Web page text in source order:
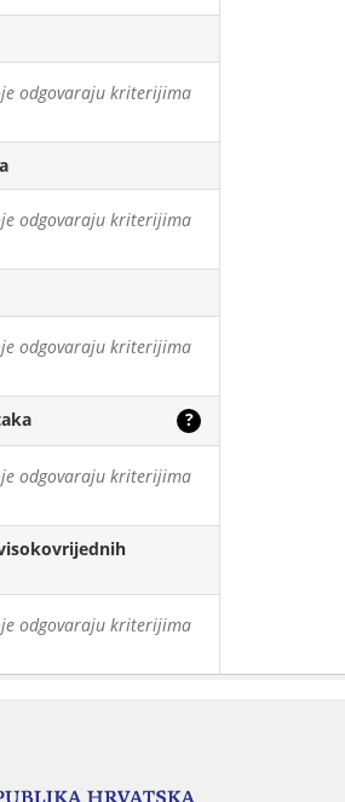
odgovaraju kriterijima
odgovaraju kriterijima
odgovaraju kriterijima
?
odgovaraju kriterijima
odgovaraju kriterijima